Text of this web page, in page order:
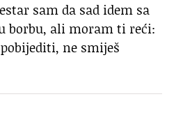
sam da sad idem sa
borbu, ali moram ti reći:
ne smiješ